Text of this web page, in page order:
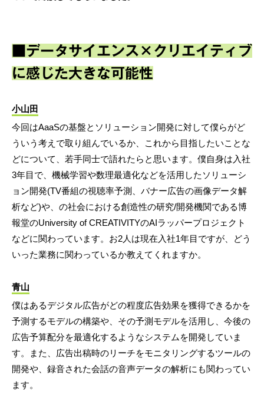
■データサイエンス×クリエイティブ
に感じた大きな可能性
小山田
今回はAaaSの基盤とソリューション開発に対して僕らがど
ういう考えで取り組んでいるか、これから目指したいことな
どについて、若手同士で語れたらと思います。僕自身は入社
3年目で、機械学習や数理最適化などを活用したソリューシ
ョン開発(TV番組の視聴率予測、バナー広告の画像データ解
析など)や、の社会における創造性の研究/開発機関である博
報堂のUniversity of CREATIVITYのAIラッパープロジェクト
などに関わっています。お2人は現在入社1年目ですが、どう
いった業務に関わっているか教えてくれますか。
青山
僕はあるデジタル広告がどの程度広告効果を獲得できるかを
予測するモデルの構築や、その予測モデルを活用し、今後の
広告予算配分を最適化するようなシステムを開発していま
す。また、広告出稿時のリーチをモニタリングするツールの
開発や、録音された会話の音声データの解析にも関わってい
ます。